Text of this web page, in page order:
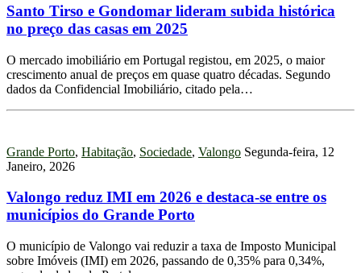
Santo Tirso e Gondomar lideram subida histórica
no preço das casas em 2025
O mercado imobiliário em Portugal registou, em 2025, o maior
crescimento anual de preços em quase quatro décadas. Segundo
dados da Confidencial Imobiliário, citado pela…
Grande Porto, Habitação, Sociedade, Valongo Segunda-feira, 12
Janeiro, 2026
Valongo reduz IMI em 2026 e destaca-se entre os
municípios do Grande Porto
O município de Valongo vai reduzir a taxa de Imposto Municipal
sobre Imóveis (IMI) em 2026, passando de 0,35% para 0,34%,